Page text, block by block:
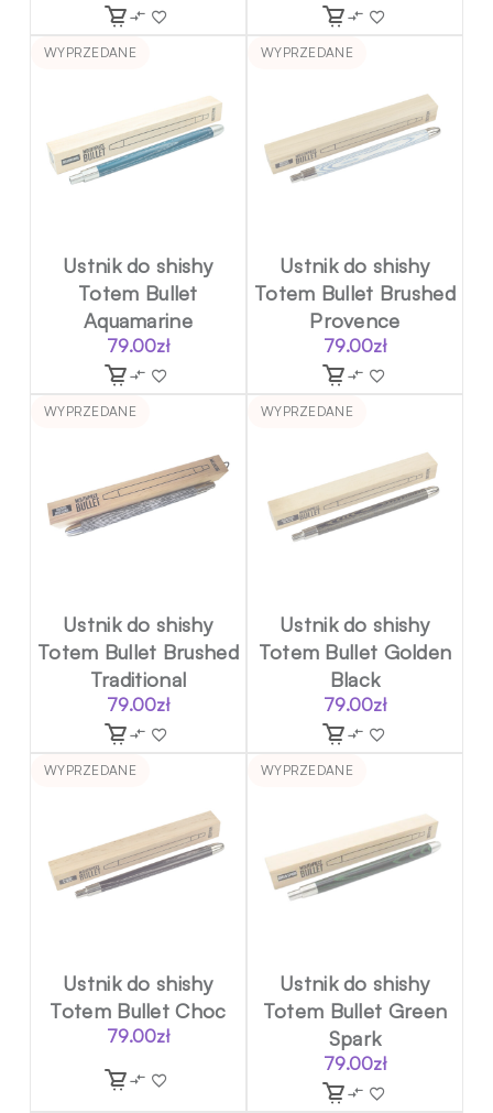
WYPRZEDANE
Ustnik do shishy
Totem Bullet
Aquamarine
79.00zł
WYPRZEDANE
Ustnik do shishy
Totem Bullet Brushed
Provence
79.00zł
WYPRZEDANE
Ustnik do shishy
Totem Bullet Brushed
Traditional
79.00zł
WYPRZEDANE
Ustnik do shishy
Totem Bullet Golden
Black
79.00zł
WYPRZEDANE
Ustnik do shishy
Totem Bullet Choc
79.00zł
WYPRZEDANE
Ustnik do shishy
Totem Bullet Green
Spark
79.00zł